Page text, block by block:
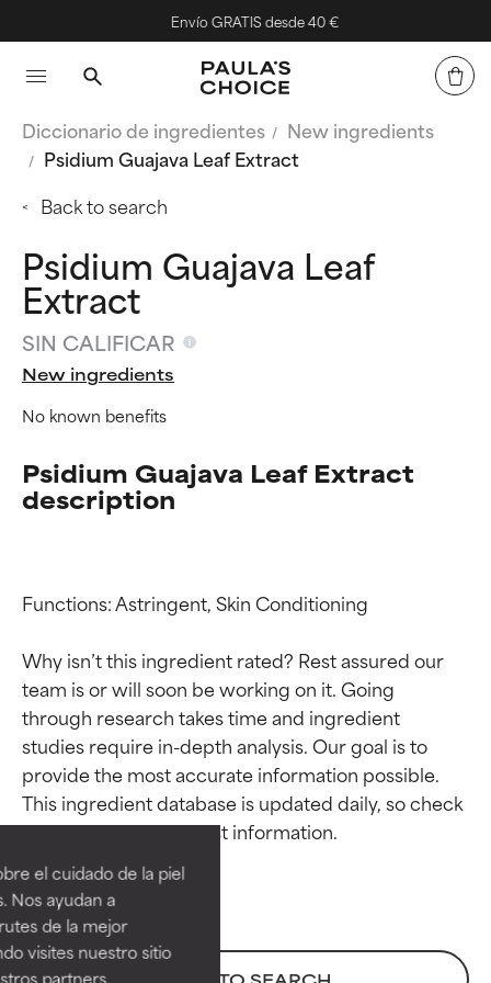
el cuidado de la piel
Nos ayudan a
de la mejor
visites nuestro sitio
partners,
Envío GRATIS desde 40 €
Diccionario de ingredientes
New ingredients
Psidium Guajava Leaf Extract
Back to search
Psidium Guajava Leaf
Extract
SIN CALIFICAR
New ingredients
No known benefits
Psidium Guajava Leaf Extract
description
Functions: Astringent, Skin Conditioning
Why isn’t this ingredient rated? Rest assured our
team is or will soon be working on it. Going
through research takes time and ingredient
studies require in-depth analysis. Our goal is to
provide the most accurate information possible.
This ingredient database is updated daily, so check
Calificaciones de
ingredientes
EXCELENTE
Ingrediente sobresaliente con
beneficios reales para la piel. Su
eficacia está demostrada y
Calificaciones de
ingredientes
EXCELENTE
Ingrediente sobresaliente con
beneficios reales para la piel. Su
eficacia está demostrada y